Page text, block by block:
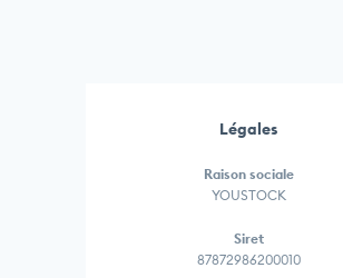
Légales
Raison sociale
YOUSTOCK
Siret
87872986200010